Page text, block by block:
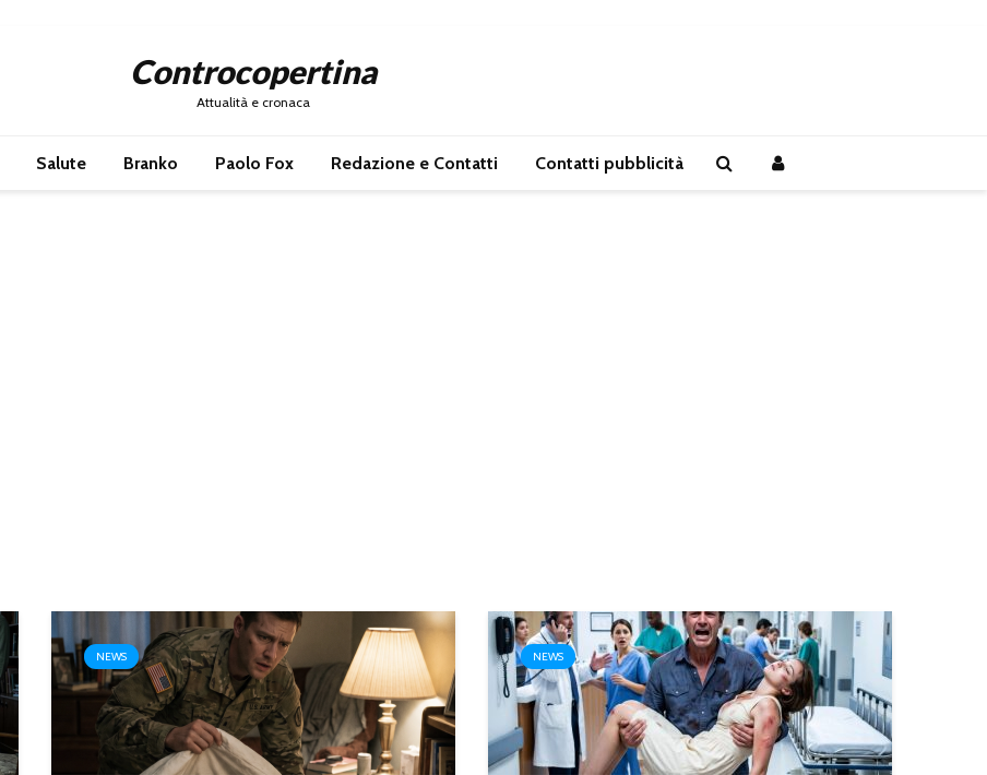
Controcopertina
Attualità e cronaca
Salute Branko Paolo Fox Redazione e Contatti Contatti pubblicità
NEWS NEWS